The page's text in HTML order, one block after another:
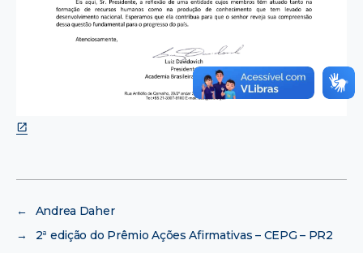
←
Andrea Daher
→
2ª edição do Prêmio Ações Afirmativas – CEPG – PR2